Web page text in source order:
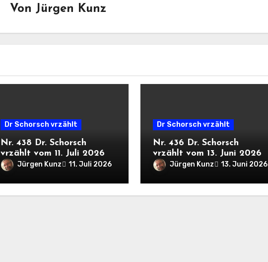
Von Jürgen Kunz
Dr Schorsch vrzählt
Nr. 438 Dr. Schorsch
vrzählt vom 11. Juli 2026
Jürgen Kunz 11. Juli 2026
Dr Schorsch vrzählt
Nr. 436 Dr. Schorsch
vrzählt vom 13. Juni 2026
Jürgen Kunz 13. Juni 2026